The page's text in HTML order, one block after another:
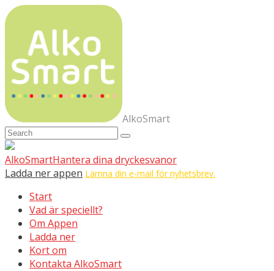
AlkoSmart
AlkoSmartHantera dina dryckesvanor
Ladda ner appen Lämna din e-mail för nyhetsbrev.
Start
Vad är speciellt?
Om Appen
Ladda ner
Kort om
Kontakta AlkoSmart